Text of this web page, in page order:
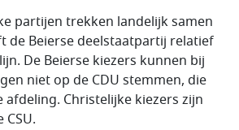
partijen trekken landelijk samen
de Beierse deelstaatpartij relatief
De Beierse kiezers kunnen bij
niet op de CDU stemmen, die
afdeling. Christelijke kiezers zijn